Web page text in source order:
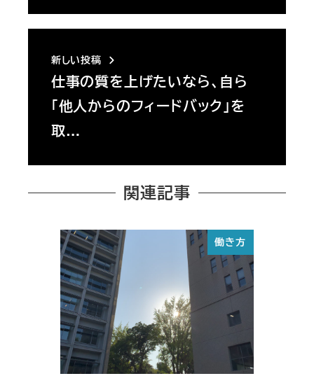
新しい投稿
仕事の質を上げたいなら、自ら
「他人からのフィードバック」を
取…
関連記事
働き方